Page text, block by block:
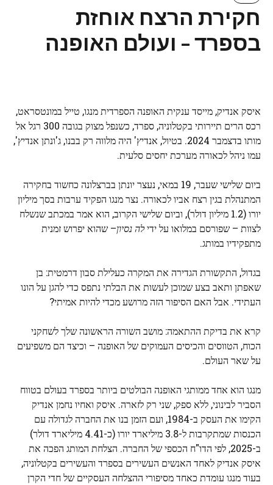
חקירת הרצח אוחזת
בספרד – ועולם האופנה
איסק אנדיק, מייסד ענקית האופנה הספרדית מנגו, טייל במונטסראט,
רכס הרים תיירותי בקטלוניה, ספרד, כשנפל מצוק בגובה 300 רגל אל
מותו בדצמבר 2024. בטיול, אנדיץ' היה מלווה רק בבנו, ג'ונתן אנדיץ',
עמו ניהל לכאורה מערכת יחסים סלעית.
ביום שלישי שעבר, 19 במאי, נעצר יונתן בברצלונה כחשוד בחקירה
המתנהלת בגין רצח אביו לכאורה. נצר מנגו הפקיד ערבות בסך מיליון
יורו (1.2 מיליון דולר), וביום שלישי הקרוב, הוא אמר במכתב שנשלח
לצוות – שפורסם במלואו על ידילה נסיון– שהוא יפרוש זמנית
מתפקידיו במותג.
בגדול, התקשורת הגדירה את המקרה כעלילת סבון דרמטית: בן
שאפתן ותאב בצע שמוכן לעשות את הבלתי נתפס כדי להגן על הונו
העתידי. אבל האם הסיפור הזה מרושע מכדי להיות אמיתי?
קרא את בדיקת ההתאמה: מושב השורה הראשונה שלך לשחקני
הכוח, הטווסים והכיסים העמוקים של האופנה – וכיצד הם משפיעים
על שאר העולם.
מנגו הוא אחד ממותגי האופנה הבולטים ביותר בספרד בעולם בטווח
הסביר לבינוני, ללא ספק, שני רק לזארה. איסק ואחיו נחמן אנדיק
הקימו את העסק ב-1984, ועם הזמן בנו את החברה לגדולה עם
הכנסות שמתקרבות ל-3.8 מיליארד יורו (כ-4.41 מיליארד דולר)
ב-2025, לפי הדו"ח הכספי של החברה. הצלחת המותג הפכה את
איסק אנדיק לאחד האנשים העשירים בספרד והעשירים בקטלוניה,
בעוד מנגו עומדת כאחד מסיפורי ההצלחה העסקיים של חדי הקרן